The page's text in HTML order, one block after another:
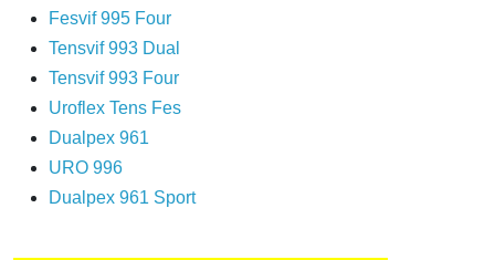
Fesvif 995 Four
Tensvif 993 Dual
Tensvif 993 Four
Uroflex Tens Fes
Dualpex 961
URO 996
Dualpex 961 Sport